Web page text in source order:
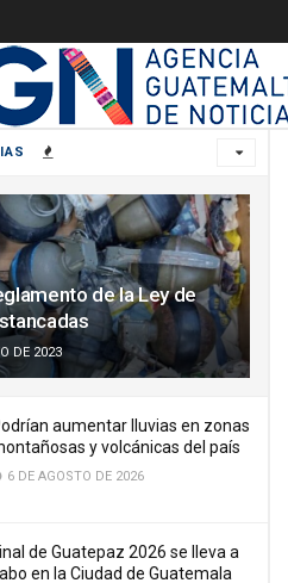
de la Ley de
DE 2023
aumentar lluvias en zonas
y volcánicas del país
6 DE AGOSTO DE 2026
de Guatepaz 2026 se lleva a
en la Ciudad de Guatemala